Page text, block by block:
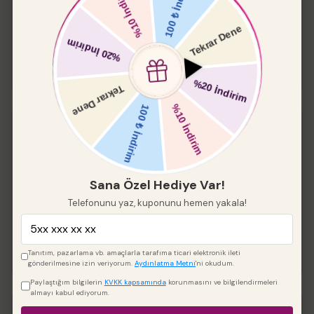
₺ 549.00
₺ 466.65
Boyut
Keskin Kenar Yuvarlak
Pleksi 2 li
₺ 288.00
₺ 230.40
Sana Özel Hediye Var!
Telefonunu yaz, kuponunu hemen yakala!
Tanıtım, pazarlama vb. amaçlarla tarafıma ticari elektronik ileti
gönderilmesine izin veriyorum. Aydınlatma Metni'ni okudum.
Paylaştığım bilgilerin KVKK kapsamındakorunmasını ve bilgilendirmeleri
almayı kabul ediyorum.